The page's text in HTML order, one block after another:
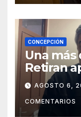
CONCEPCIÓN
Una más
Retiran
AGOSTO 6,
COMENTARIOS